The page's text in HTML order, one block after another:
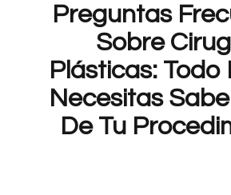
Preguntas
Sobre
Plásticas: Todo
Necesitas
De Tu